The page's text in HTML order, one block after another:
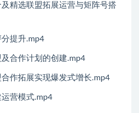
精选联盟拓展运营与矩阵号搭
提升.mp4
合作计划的创建.mp4
作拓展实现爆发式增长.mp4
营模式.mp4